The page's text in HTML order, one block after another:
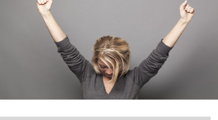
9 sept: GenAI-training
Adverteren
Events